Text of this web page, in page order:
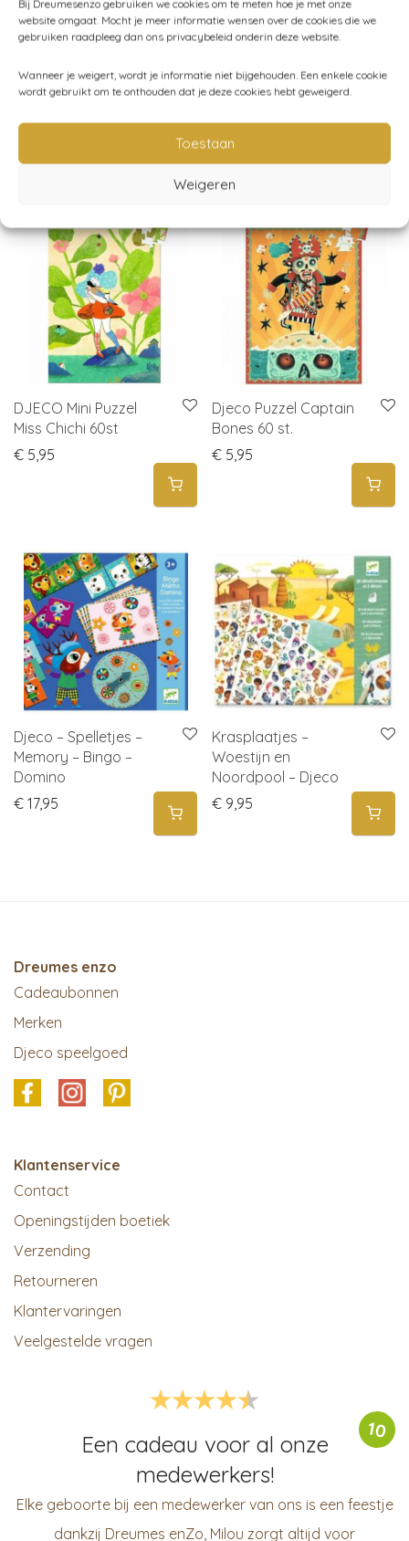
Bij Dreumesenzo gebruiken we cookies om te meten hoe je met onze
website omgaat. Mocht je meer informatie wensen over de cookies die we
gebruiken raadpleeg dan ons privacybeleid onderin deze website.
Wanneer je weigert, wordt je informatie niet bijgehouden. Een enkele cookie
wordt gebruikt om te onthouden dat je deze cookies hebt geweigerd.
Toestaan
Weigeren
Categorieën:+100 puzzelstukjes,Djeco
Gerelateerde producten
DJECO Mini Puzzel
Miss Chichi 60st
€ 5,95
Djeco Puzzel Captain
Bones 60 st.
€ 5,95
Djeco – Spelletjes –
Memory – Bingo –
Domino
€ 17,95
Krasplaatjes –
Woestijn en
Noordpool – Djeco
€ 9,95
Dreumes enzo
Cadeaubonnen
Merken
Djeco speelgoed
Klantenservice
Contact
Openingstijden boetiek
Verzending
Retourneren
Klantervaringen
Veelgestelde vragen
10
Een cadeau voor al onze
medewerkers!
Elke geboorte bij een medewerker van ons is een feestje
dankzij Dreumes enZo, Milou zorgt altijd voor